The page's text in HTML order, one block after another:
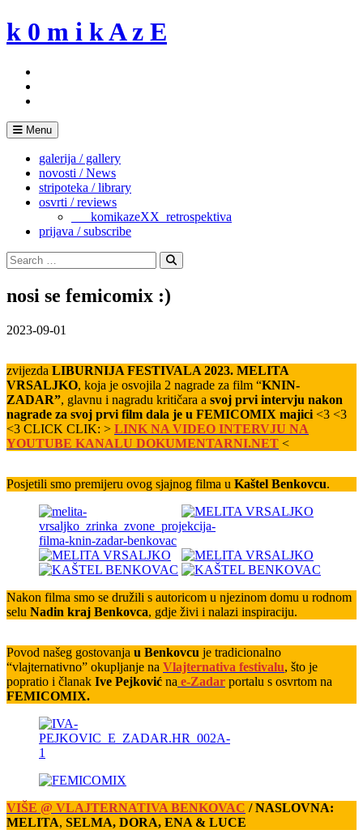
Skip
to
k 0 m i k A z E
Menu
galerija / gallery
novosti / News
stripoteka / library
osvrti / reviews
___komikazeXX_retrospektiva
prijava / subscribe
Search
for:
Search
nosi se femicomix :)
2023-09-01
zvijezda LIBURNIJA FESTIVALA 2023. MELITA
VRSALJKO, koja je osvojila 2 nagrade za film “KNIN-
ZADAR”, glavnu i nagradu kritičara a svoj prvi intervju nakon
nagrade za svoj prvi film dala je u FEMICOMIX majici <3 <3
<3 CLICK CLIK: > LINK NA VIDEO INTERVJU NA
YOUTUBE KANALU DOKUMENTARNI.NET <
Posjetili smo premijeru ovog sjajnog filma u Kaštel Benkovcu.
Nakon filma smo se družili s autoricom u njezinom domu u rodnom
selu Nadin kraj Benkovca, gdje živi i nalazi inspiraciju.
Povod našeg gostovanja u Benkovcu je tradicionalno
“vlajternativno” okupljanje na Vlajternativa festivalu, što je
popratio i članak Ive Pejković na e-Zadar portalu s osvrtom na
FEMICOMIX.
VIŠE @ VLAJTERNATIVA BENKOVAC / NASLOVNA:
MELITA, SELMA, DORA, ENA & LUCE